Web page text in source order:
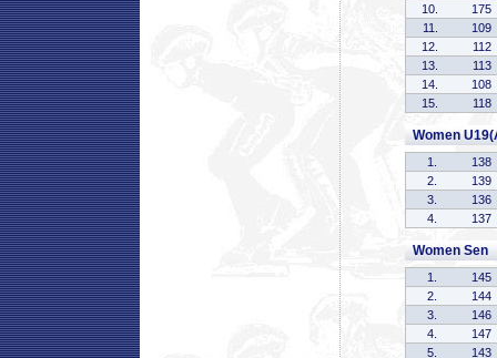
10.
175
11.
109
12.
112
13.
113
14.
108
15.
118
Women
1.
138
2.
139
3.
136
4.
137
Women Sen
1.
145
2.
144
3.
146
4.
147
5.
143